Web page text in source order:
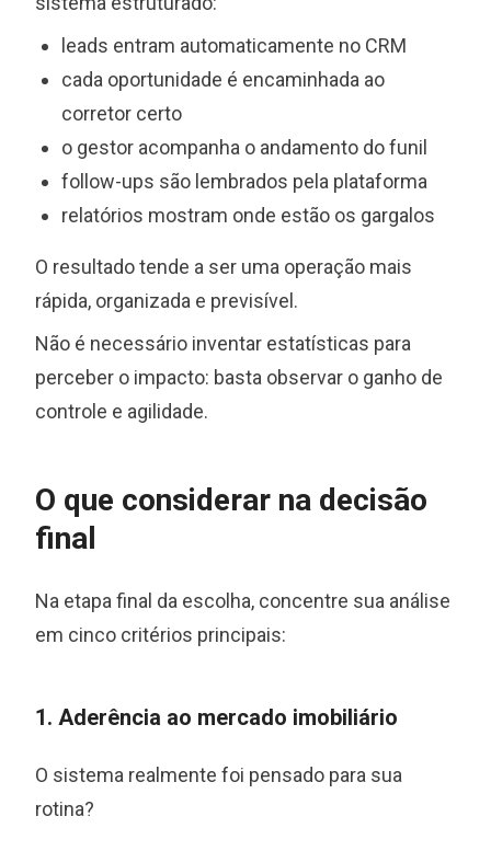
leads entram automaticamente no CRM
cada oportunidade é encaminhada ao
corretor certo
o gestor acompanha o andamento do funil
follow-ups são lembrados pela plataforma
relatórios mostram onde estão os gargalos
O resultado tende a ser uma operação mais
rápida, organizada e previsível.
Não é necessário inventar estatísticas para
perceber o impacto: basta observar o ganho de
controle e agilidade.
O que considerar na decisão
final
Na etapa final da escolha, concentre sua análise
em cinco critérios principais:
1. Aderência ao mercado imobiliário
O sistema realmente foi pensado para sua
rotina?